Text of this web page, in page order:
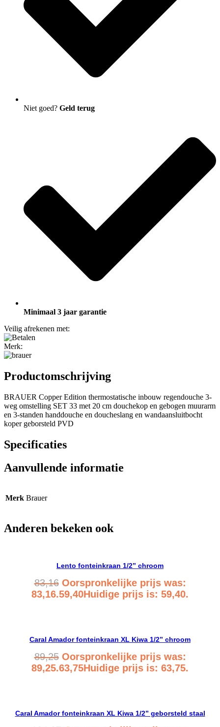
Niet goed? Geld terug
Minimaal 3 jaar garantie
Veilig afrekenen met:
Merk:
Productomschrijving
BRAUER Copper Edition thermostatische inbouw regendouche 3-
weg omstelling SET 33 met 20 cm douchekop en gebogen muurarm
en 3-standen handdouche en doucheslang en wandaansluitbocht
koper geborsteld PVD
Specificaties
Aanvullende informatie
Merk Brauer
Anderen bekeken ook
Lento fonteinkraan 1/2” chroom
83,16 Oorspronkelijke prijs was:
83,16.59,40Huidige prijs is: 59,40.
Caral Amador fonteinkraan XL Kiwa 1/2” chroom
89,25 Oorspronkelijke prijs was:
89,25.63,75Huidige prijs is: 63,75.
Caral Amador fonteinkraan XL Kiwa 1/2” geborsteld staal